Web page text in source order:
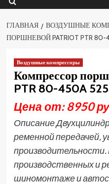
ГЛАВНАЯ ВОЗДУШНЫЕ
ПОРШНЕВОЙ PATRIOT PTR 80-
Воздушные компрессоры
Компрессор
PTR 80-450A
Цена от: 8950
Описание
ременной передачей,
производственных и
шиномонтаже и